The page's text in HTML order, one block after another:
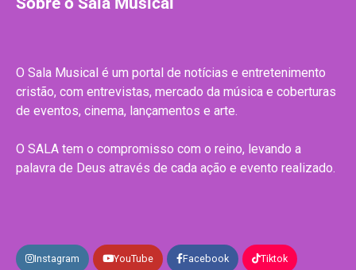
O Sala Musical é um portal de notícias e entretenimento
cristão, com entrevistas, mercado da música e coberturas
de eventos, cinema, lançamentos e arte.
O SALA tem o compromisso com o reino, levando a
palavra de Deus através de cada ação e evento realizado.
Instagram YouTube Facebook Tiktok